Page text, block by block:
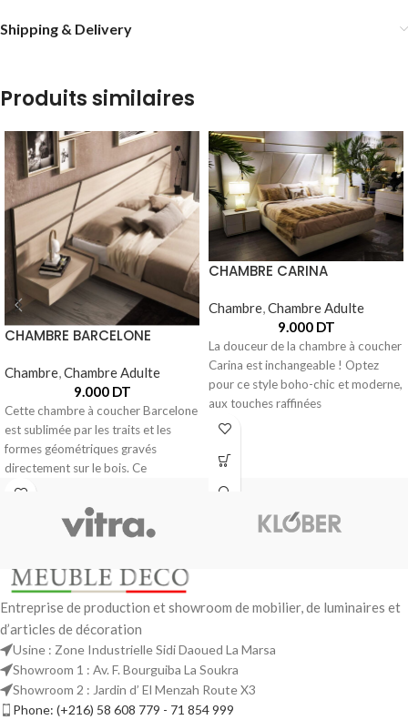
Shipping & Delivery
Produits similaires
CHAMBRE BARCELONE
Chambre,Chambre Adulte
9.000 DT
Cette chambre à coucher Barcelone
est sublimée par les traits et les
formes géométriques gravés
directement sur le bois. Ce
CHAMBRE CARINA
Chambre,Chambre Adulte
9.000 DT
La douceur de la chambre à coucher
Carina est inchangeable ! Optez
pour ce style boho-chic et moderne,
aux touches raffinées
Entreprise de production et showroom de mobilier, de luminaires et
d’articles de décoration
Usine : Zone Industrielle Sidi Daoued La Marsa
Showroom 1 : Av. F. Bourguiba La Soukra
Showroom 2 : Jardin d’ El Menzah Route X3
Phone: (+216) 58 608 779 - 71 854 999